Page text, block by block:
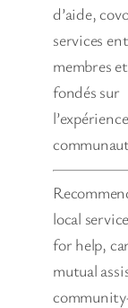
d’aide,
services
membres
fondés sur
local
for help,
mutual